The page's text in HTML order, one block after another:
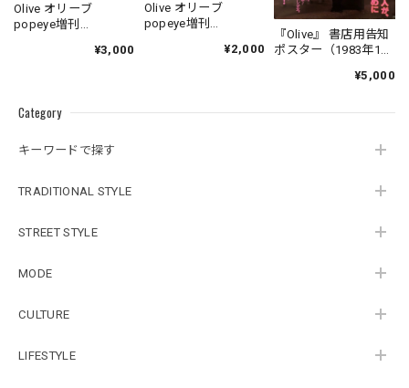
Category
キーワードで探す
TRADITIONAL STYLE
STREET STYLE
MODE
CULTURE
LIFESTYLE
Olive オリーブ
popeye増刊
¥3,000
Olive オリーブ
popeye増刊
¥2,000
『Olive』 書店用告知
ポスター（1983年10
¥5,000